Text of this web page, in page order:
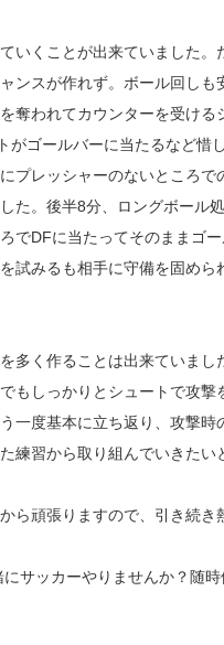
いくことが出来ていました
ンスが作れず。ボール回し
奪われてカウンターを受け
ゴールバーに当たるなど惜
プレッシャーのないところ
た。後半8分、ロングボール
でDFに当たってそのままゴ
試みるも相手に守備を固め
多く作ることは出来ていま
もしっかりとシュートで攻
一度基本に立ち返り、攻撃
練習から取り組んでいきたい
ら頑張りますので、引き続き
サッカーやりませんか？随